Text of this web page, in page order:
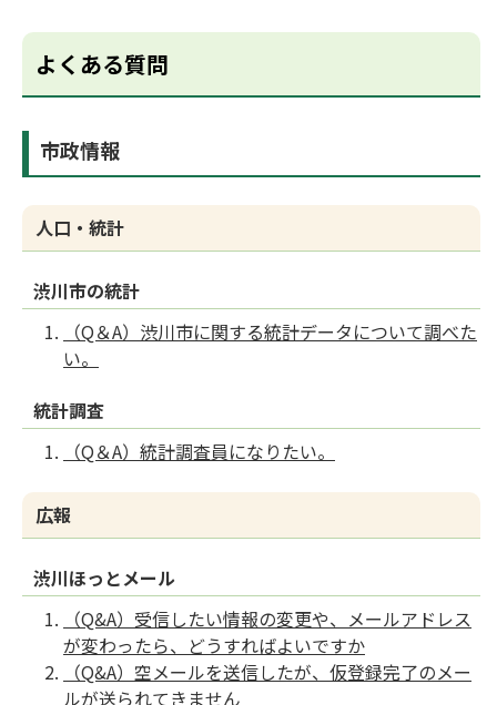
よくある質問
市政情報
人口・統計
渋川市の統計
（Q＆A）渋川市に関する統計データについて調べた
い。
統計調査
（Q＆A）統計調査員になりたい。
広報
渋川ほっとメール
（Q&A）受信したい情報の変更や、メールアドレス
が変わったら、どうすればよいですか
（Q&A）空メールを送信したが、仮登録完了のメー
ルが送られてきません